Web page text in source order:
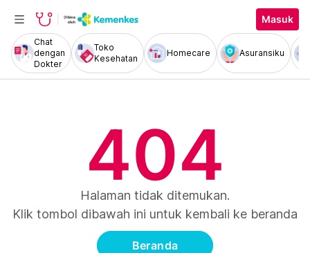
Masuk
Chat
dengan
Dokter
Toko
Kesehatan
Homecare Asuransiku
404
Halaman tidak ditemukan.
Klik tombol dibawah ini untuk kembali ke beranda
Beranda